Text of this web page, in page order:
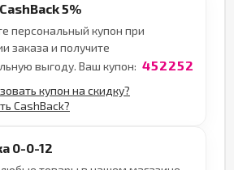
5%
персональный купон при
заказа и получите
выгоду. Ваш купон: 452252
купон на скидку?
CashBack?
0-0-12